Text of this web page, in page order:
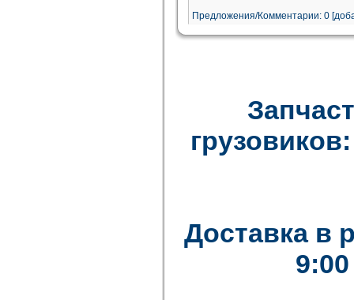
Предложения/Комментарии: 0
Доставка в